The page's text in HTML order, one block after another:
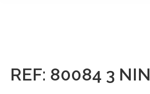
REF: 80084 3 NIN